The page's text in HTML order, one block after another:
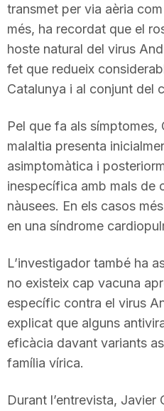
transmet per via aèria
més, ha recordat que el
hoste natural del virus
fet que redueix
Catalunya i al conjunt del
Pel que fa als símptomes,
malaltia presenta
asimptomàtica i
inespecífica amb mals de
nàusees. En els casos
en una síndrome
L’investigador també ha
no existeix cap vacuna
específic contra el virus
explicat que alguns
eficàcia davant variants
família vírica.
Durant l’entrevista, Javier